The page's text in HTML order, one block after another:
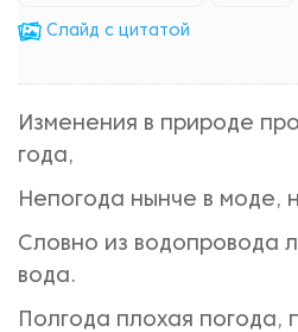
Cлайд с цитатой
Изменения в природе
года,
Непогода нынче в моде,
Словно из водопровода
вода.
Полгода плохая погода,